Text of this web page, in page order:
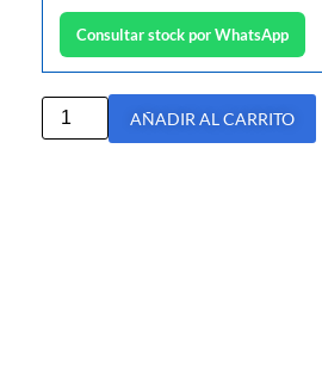
Consultar stock por WhatsApp
AÑADIR AL CARRITO